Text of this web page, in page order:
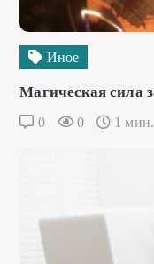
Иное
Магическая сила
0 0 1 мин.